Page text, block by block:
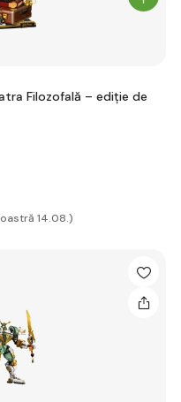
Filozofală – ediție de
14.08.)